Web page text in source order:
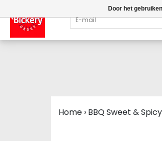
Home › BBQ Sweet &
Door het